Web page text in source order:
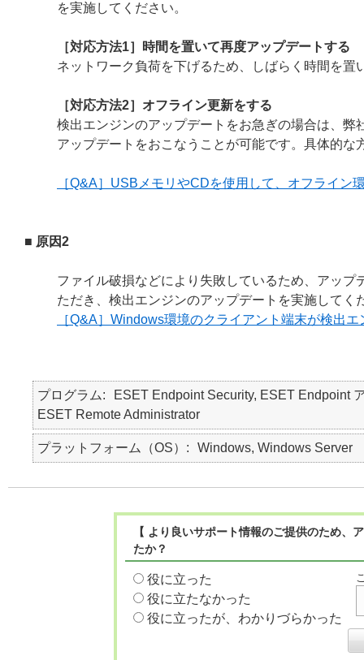
を実施してください。
［対応方法1］時間を置いて再度アップデートする
ネットワーク負荷を下げるため、しばらく時間を
［対応方法2］オフライン更新をする
検出エンジンのアップデートをお急ぎの場合は、
アップデートをおこなうことが可能です。具体的
［Q&A］USBメモリやCDを使用して、オフライン
■ 原因2
ファイル破損などにより失敗しているため、アッ
ただき、検出エンジンのアップデートを実施してく
［Q&A］Windows環境のクライアント端末が検出
プログラム
ESET Endpoint Security, ESET Endpoint
ESET Remote Administrator
プラットフォーム（OS） Windows, Windows Server
【 より良いサポート情報のご提供のため
たか？
役に立った
役に立たなかった
役に立ったが、わかりづらかった